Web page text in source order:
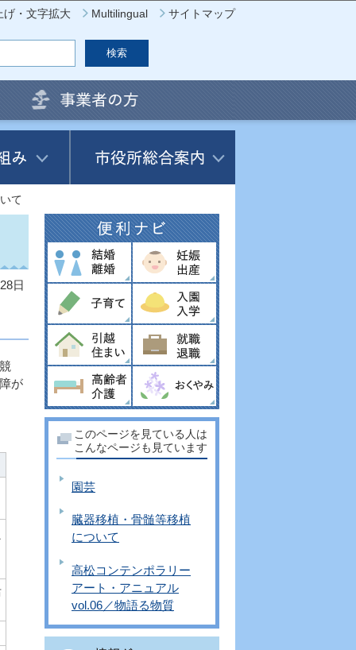
げ・文字拡大 Multilingual サイトマップ
て
日
が
このページを見ている人は
こんなページも見ています
園芸
臓器移植・骨髄等移植
について
高松コンテンポラリー
アート・アニュアル
vol.06／物語る物質